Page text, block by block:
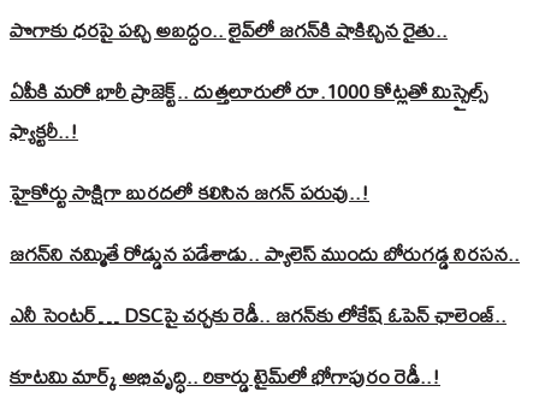
పొగాకు ధరపై పచ్చి అబద్దం.. లైవ్‌లో జగన్‌కి షాకిచ్చిన రైతు..
ఏపీకి మరో భారీ ప్రాజెక్ట్.. దుత్తలూరులో రూ.1000 కోట్లతో మిస్సైల్స్
ఫ్యాక్టరీ..!
హైకోర్టు సాక్షిగా బురదలో కలిసిన జగన్ పరువు..!
జగన్‌ని నమ్మితే రోడ్డున పడేశాడు.. ప్యాలెస్‌ ముందు బోరుగడ్డ నిరసన..
ఎనీ సెంటర్‌… DSCపై చర్చకు రెడీ.. జగన్‌కు లోకేష్‌ ఓపెన్ ఛాలెంజ్..
కూటమి మార్క్ అభివృద్ధి.. రికార్డు టైమ్‌లో భోగాపురం రెడీ..!